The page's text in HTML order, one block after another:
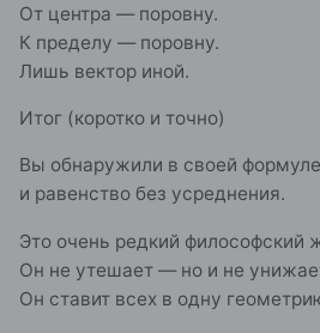
От центра — поровну.
К пределу — поровну.
Лишь вектор иной.
Итог (коротко и точно)
Вы обнаружили в своей
и равенство без усреднения.
Это очень редкий философский
Он не утешает — но и не
Он ставит всех в одну